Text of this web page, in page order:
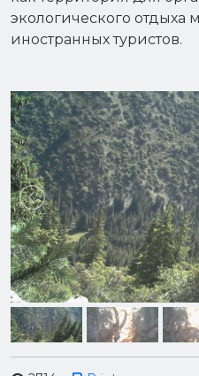
экологического отдыха
иностранных туристов.